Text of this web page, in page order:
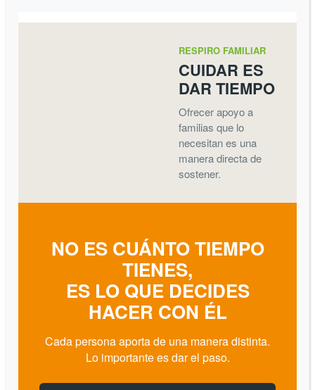
RESPIRO FAMILIAR
CUIDAR ES
DAR TIEMPO
Ofrecer apoyo a
familias que lo
necesitan es una
manera directa de
sostener.
NO ES CUÁNTO TIEMPO
TIENES,
ES LO QUE DECIDES
HACER CON ÉL
Cada persona aporta de una manera distinta.
Lo importante es dar el paso.